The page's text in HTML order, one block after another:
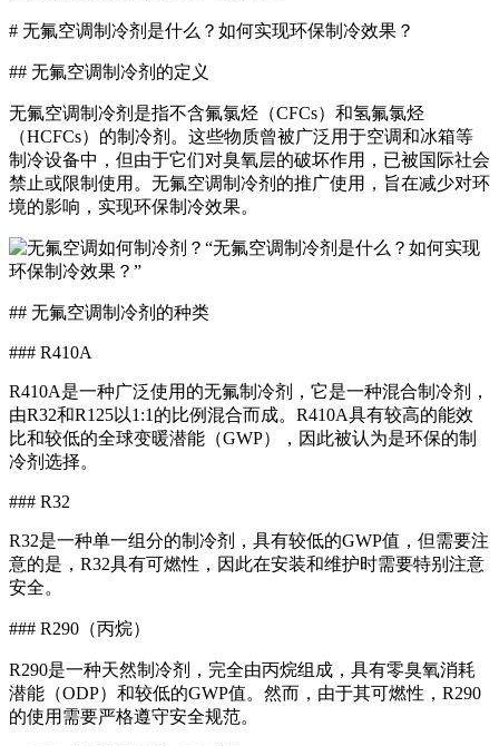
# 无氟空调制冷剂是什么？如何实现环保制冷效果？
## 无氟空调制冷剂的定义
无氟空调制冷剂是指不含氟氯烃（CFCs）和氢氟氯烃
（HCFCs）的制冷剂。这些物质曾被广泛用于空调和冰箱等
制冷设备中，但由于它们对臭氧层的破坏作用，已被国际社会
禁止或限制使用。无氟空调制冷剂的推广使用，旨在减少对环
境的影响，实现环保制冷效果。
## 无氟空调制冷剂的种类
### R410A
R410A是一种广泛使用的无氟制冷剂，它是一种混合制冷剂，
由R32和R125以1:1的比例混合而成。R410A具有较高的能效
比和较低的全球变暖潜能（GWP），因此被认为是环保的制
冷剂选择。
### R32
R32是一种单一组分的制冷剂，具有较低的GWP值，但需要注
意的是，R32具有可燃性，因此在安装和维护时需要特别注意
安全。
### R290（丙烷）
R290是一种天然制冷剂，完全由丙烷组成，具有零臭氧消耗
潜能（ODP）和较低的GWP值。然而，由于其可燃性，R290
的使用需要严格遵守安全规范。